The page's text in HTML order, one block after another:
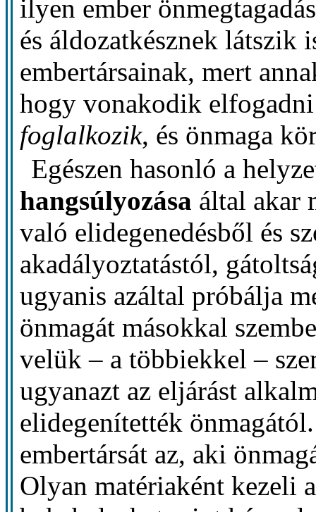
ilyen ember
és áldozatkésznek látszik
embertársainak, mert
hogy vonakodik
foglalkozik, és önmaga
Egészen hasonló a
hangsúlyozása által akar
való elidegenedésből és
akadályoztatástól,
ugyanis azáltal próbálja
önmagát másokkal
velük – a többiekkel –
ugyanazt az eljárást
elidegenítették
embertársát az, aki
Olyan matériaként kezeli